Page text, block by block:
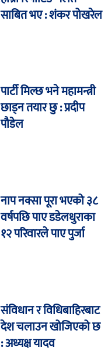
साबित भए : शंकर पोखरेल
पार्टी मिल्छ भने महामन्त्री
छाड्न तयार छु : प्रदीप
पौडेल
नाप नक्सा पूरा भएको ३८
वर्षपछि पाए डडेलधुराका
१२ परिवारले पाए पुर्जा
संविधान र विधिबाहिरबाट
देश चलाउन खोजिएको छ
: अध्यक्ष यादव